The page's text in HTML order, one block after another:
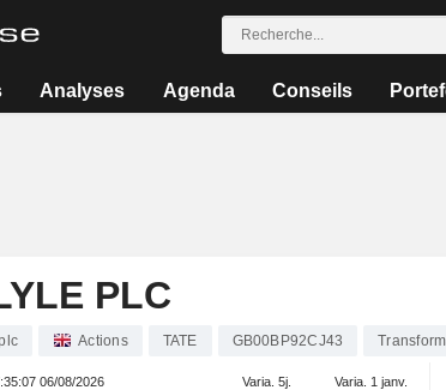
Analyses Agenda Conseils
PLC
Actions TATE GB00BP92CJ43
06/08/2026 Varia. 5j. Varia. 1 janv.